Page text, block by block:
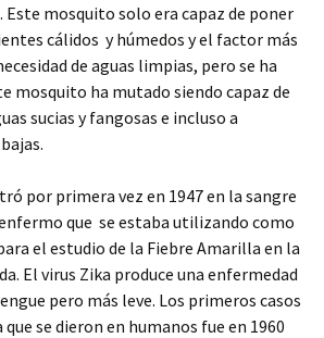
mosquito solo era capaz de poner
cálidos y húmedos y el factor más
de aguas limpias, pero se ha
mosquito ha mutado siendo capaz de
sucias y fangosas e incluso a
por primera vez en 1947 en la sangre
que se estaba utilizando como
el estudio de la Fiebre Amarilla en la
El virus Zika produce una enfermedad
pero más leve. Los primeros casos
se dieron en humanos fue en 1960